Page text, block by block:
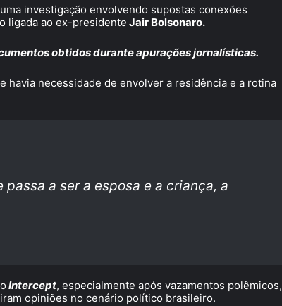
investigação envolvendo supostas conexões
ligada ao ex-presidente Jair Bolsonaro.
obtidos durante apurações jornalísticas.
havia necessidade de envolver a residência e a rotina
a ser a esposa e a criança, a
Intercept, especialmente após vazamentos polêmicos,
opiniões no cenário político brasileiro.